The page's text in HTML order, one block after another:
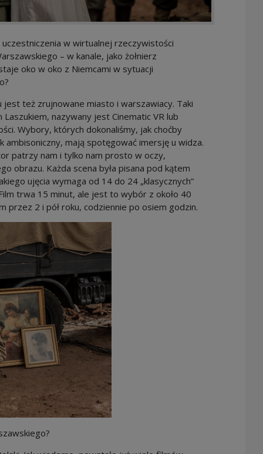
uczestniczenia w wirtualnej rzeczywistości
– w kanale, jako żołnierz
oko w oko z Niemcami w sytuacji
jest też zrujnowane miasto i warszawiacy. Taki
nazywany jest Cinematic VR lub
Wybory, których dokonaliśmy, jak choćby
mają spotęgować imersję u widza.
patrzy nam i tylko nam prosto w oczy,
obrazu. Każda scena była pisana pod kątem
ujęcia wymaga od 14 do 24 „klasycznych”
trwa 15 minut, ale jest to wybór z około 40
przez 2 i pół roku, codziennie po osiem godzin.